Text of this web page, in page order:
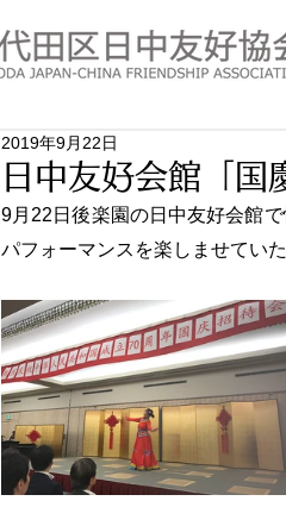
日中友好会館「国
2019年9月22日
9月22日後楽園の日中友好会館
パフォーマンスを楽しませていた